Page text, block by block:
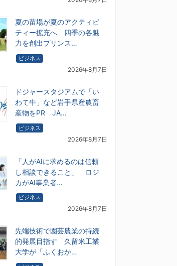
夏の苗場が夏のアクティビ
ティー拡充へ 四季の各魅
力を創出プリンス…
ビジネス
2026年8月7日
ドジャースタジアムで「い
わて牛」など岩手県産農畜
産物をPR JA…
ビジネス
2026年8月7日
「人がAIに求めるのは信頼
し相談できること」 ロジ
カがAI事業者…
ビジネス
2026年8月7日
先端技術で園芸農業の持続
的発展目指す 久留米工業
大学が「ふくおか…